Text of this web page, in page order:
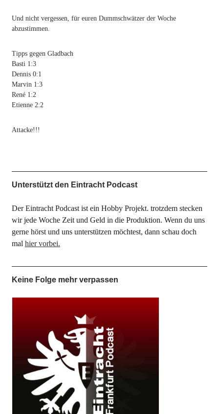
Und nicht vergessen, für euren Dummschwätzer der Woche
abzustimmen.
Tipps gegen Gladbach
Basti 1:3
Dennis 0:1
Marvin 1:3
René 1:2
Etienne 2:2
Attacke!!!
Unterstützt den Eintracht Podcast
Der Eintracht Podcast ist ein Hobby Projekt. trotzdem stecken
wir jede Woche Zeit und Geld in die Produktion. Wenn du uns
gerne hörst und uns unterstützen möchtest, dann schau doch
mal hier vorbei.
Keine Folge mehr verpassen